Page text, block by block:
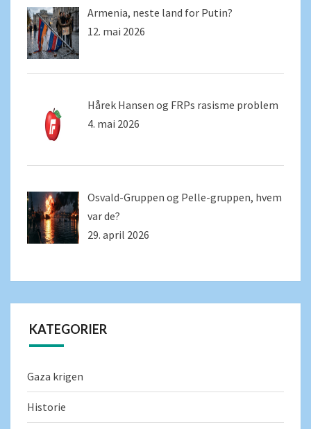
Armenia, neste land for Putin?
12. mai 2026
Hårek Hansen og FRPs rasisme problem
4. mai 2026
Osvald-Gruppen og Pelle-gruppen, hvem
var de?
29. april 2026
KATEGORIER
Gaza krigen
Historie